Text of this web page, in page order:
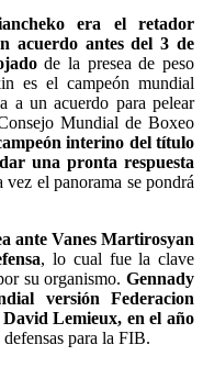
era el retador
acuerdo antes del 3 de
de la presea de peso
es el campeón mundial
un acuerdo para pelear
Mundial de Boxeo
interino del título
una pronta respuesta
vez el panorama se pondrá
ante Vanes Martirosyan
, lo cual fue la clave
su organismo. Gennady
versión Federacion
Lemieux, en el año
para la FIB.